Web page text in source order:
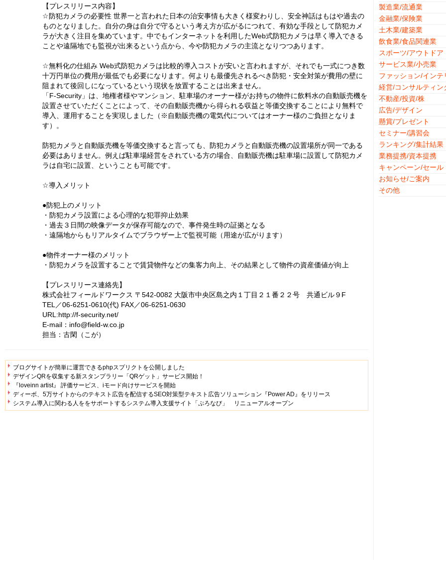
【プレスリリース内容】
☆防犯カメラの必要性 世界一と言われた日本の治安事情も大きく様変わりし、安全神話はもはや過去の
ものとなりました。自分の身は自分で守るという考え方が広がるにつれて、有効な手段として防犯カメ
ラが大きく注目を集めています。中でもインターネットを利用したWeb式防犯カメラは早く導入できる
ことや遠隔地でも監視が出来るという点から、今や防犯カメラの主流となりつつあります。
☆無料化の仕組み Web式防犯カメラは比較的導入コストが安いと言われますが、それでも一式につき数
十万円単位の費用が最低でも必要になります。何よりも最優先されるべき防犯・安全対策が費用の壁に
阻まれて後回しになっているという現状を放置することは出来ません。
「F-Security」は、地権者様やマンション、駐車場のオーナー様がお持ちの物件に飲料水の自動販売機を
設置させていただくことによって、その自動販売機から得られる収益と等価交換することにより無料で
導入、運用することを実現しました（※自動販売機の電気代についてはオーナー様のご負担となりま
す）。
防犯カメラと自動販売機を等価交換すると言っても、防犯カメラと自動販売機の設置場所が同一である
必要はありません。例えば駐車場経営をされている方の場合、自動販売機は駐車場に設置して防犯カメ
ラは自宅に設置、ということも可能です。
☆導入メリット
●防犯上のメリット
・防犯カメラ設置による心理的な犯罪抑止効果
・過去３日間の映像データが保存可能なので、事件発生時の証拠となる
・遠隔地からもリアルタイムでブラウザー上で監視可能（用途が広がります）
●物件オーナー様のメリット
・防犯カメラを設置することで賃貸物件などの集客力向上、その結果として物件の資産価値が向上
【プレスリリース連絡先】
株式会社フィールドワークス 〒542-0082 大阪市中央区島之内１丁目２１番２２号 共通ビル９F
TEL／06-6251-0610(代) FAX／06-6251-0630
URL:http://f-security.net/
E-mail：info@field-w.co.jp
担当：古閑（こが）
ブログサイトが簡単に運営できるphpスプリクトを公開しました
デザインQRを収集する新スタンプラリー「QRゲット」サービス開始！
『loveinn artist』 評価サービス、iモード向けサービスを開始
ディーボ、5万サイトからのテキスト広告を配信するSEO対策型テキスト広告ソリューション『Power AD』をリリース
システム導入に関わる人ををサポートするシステム導入支援サイト「ぷろなび」 リニューアルオープン
製造業/流通業
金融業/保険業
土木業/建築業
飲食業/食品関連業
スポーツ/アウトドア
サービス業/小売業
ファッション/インテ
経営/コンサルティン
不動産/投資/株
広告/デザイン
懸賞/プレゼント
セミナー/講習会
ランキング/集計結果
業務提携/資本提携
キャンペーン/セール
お知らせ/ご案内
その他